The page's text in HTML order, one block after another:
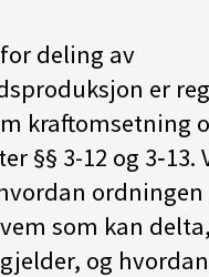
deling av
er
kraftomsetning
§§ 3-12 og 3‑13.
ordningen
som kan
og hvordan